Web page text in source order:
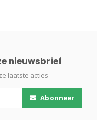
nieuwsbrief
laatste acties
Abonneer